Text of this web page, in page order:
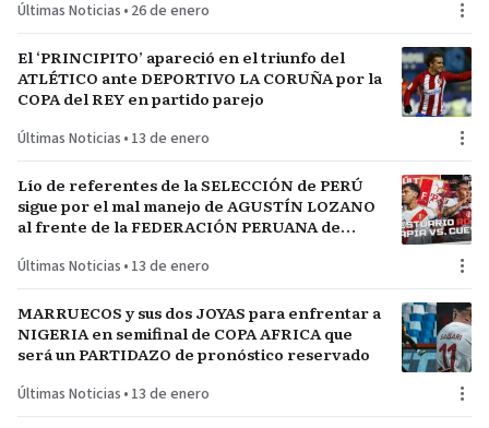
Últimas Noticias • 26 de enero
El ‘PRINCIPITO’ apareció en el triunfo del
ATLÉTICO ante DEPORTIVO LA CORUÑA por la
COPA del REY en partido parejo
Últimas Noticias • 13 de enero
Lío de referentes de la SELECCIÓN de PERÚ
sigue por el mal manejo de AGUSTÍN LOZANO
al frente de la FEDERACIÓN PERUANA de
Últimas Noticias • 13 de enero
MARRUECOS y sus dos JOYAS para enfrentar a
NIGERIA en semifinal de COPA AFRICA que
será un PARTIDAZO de pronóstico reservado
Últimas Noticias • 13 de enero